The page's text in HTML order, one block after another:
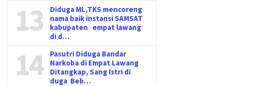
13
Diduga ML,TKS mencoreng
nama baik instansi SAMSAT
kabupaten empat lawang
di d…
14
Pasutri Diduga Bandar
Narkoba di Empat Lawang
Ditangkap, Sang Istri di
duga Beb…